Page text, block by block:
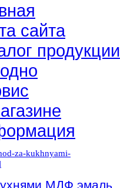
сайта
продукции
МДФ эмаль